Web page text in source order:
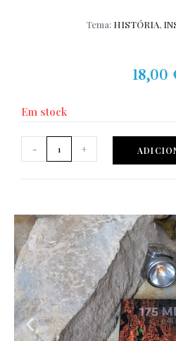
Tema: HISTÓRIA,
18,00
Em stock
- +